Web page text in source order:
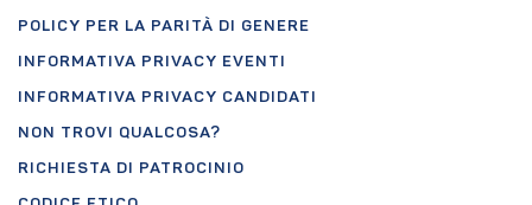
POLICY PER LA PARITÀ DI GENERE
INFORMATIVA PRIVACY EVENTI
INFORMATIVA PRIVACY CANDIDATI
NON TROVI QUALCOSA?
RICHIESTA DI PATROCINIO